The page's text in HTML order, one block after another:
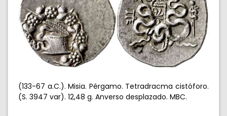
(133-67 a.C.). Misia. Pérgamo. Tetradracma cistóforo.
(S. 3947 var). 12,48 g. Anverso desplazado. MBC.